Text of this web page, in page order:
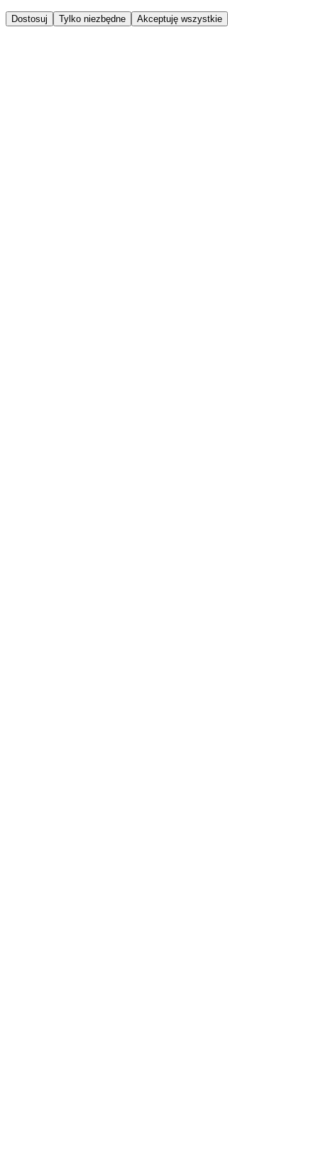
Dostosuj Tylko niezbędne Akceptuję wszystkie